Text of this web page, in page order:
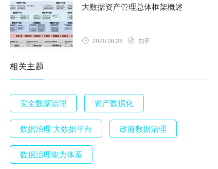
大数据资产管理总体框架概述
2020.08.28 知乎
相关主题
安全数据治理 资产数据化
数据治理 大数据平台 政府数据治理
数据治理能力体系